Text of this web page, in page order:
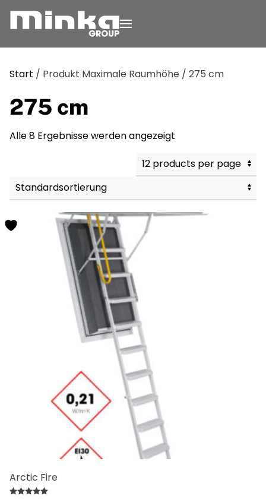
Zum Inhalt springen
Start / Produkt Maximale Raumhöhe / 275 cm
275 cm
Alle 8 Ergebnisse werden angezeigt
Arctic Fire